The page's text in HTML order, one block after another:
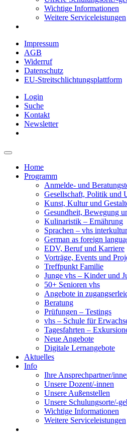
Wichtige Informationen
Weitere Serviceleistungen
Impressum
AGB
Widerruf
Datenschutz
EU-Streitschlichtungsplattform
Login
Suche
Kontakt
Newsletter
Home
Programm
Anmelde- und
Gesellschaft, Politik und
Kunst, Kultur und
Gesundheit, Bewegung
Kulinaristik – Ernährung
Sprachen – vhs
German as foreign
EDV, Beruf und Karriere
Vorträge, Events und
Treffpunkt Familie
Junge vhs – Kinder und
50+ Senioren vhs
Angebote in
Beratung
Prüfungen – Testings
vhs – Schule für
Tagesfahrten –
Neue Angebote
Digitale Lernangebote
Aktuelles
Info
Ihre Ansprechpartner/
Unsere Dozent/-innen
Unsere Außenstellen
Unsere Schulungsorte/-
Wichtige Informationen
Weitere Serviceleistungen